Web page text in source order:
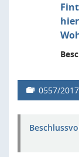
0557/2017